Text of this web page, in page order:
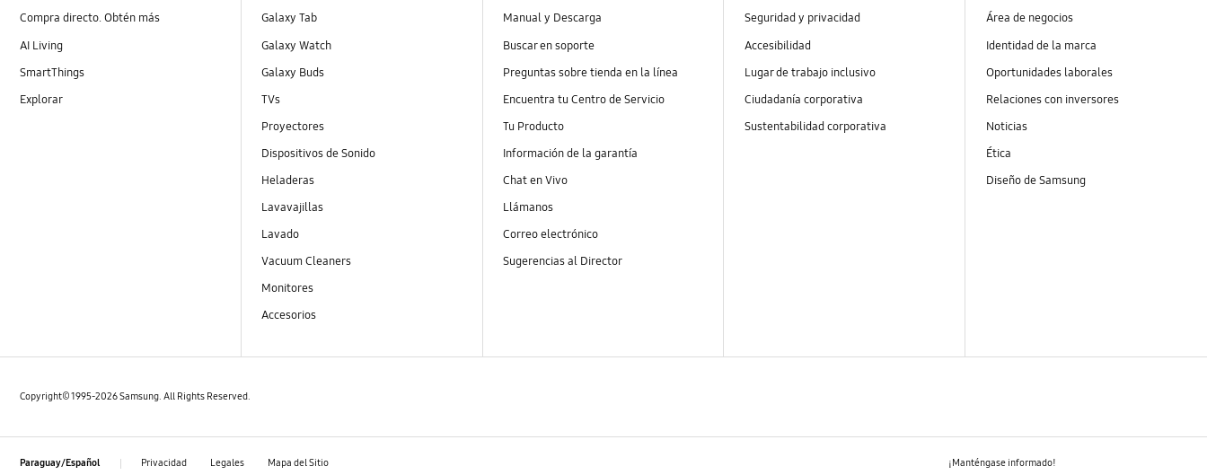
Compra directo. Obtén más
AI Living
SmartThings
Explorar
Galaxy Tab
Galaxy Watch
Galaxy Buds
TVs
Proyectores
Dispositivos de Sonido
Heladeras
Lavavajillas
Lavado
Vacuum Cleaners
Monitores
Accesorios
Manual y Descarga
Buscar en soporte
Preguntas sobre tienda en la línea
Encuentra tu Centro de Servicio
Tu Producto
Información de la garantía
Chat en Vivo
Llámanos
Correo electrónico
Sugerencias al Director
Seguridad y privacidad
Accesibilidad
Lugar de trabajo inclusivo
Ciudadanía corporativa
Sustentabilidad corporativa
Área de negocios
Identidad de la marca
Oportunidades laborales
Relaciones con inversores
Noticias
Ética
Diseño de Samsung
Copyright© 1995-2026 Samsung. All Rights Reserved.
Paraguay/Español Privacidad Legales Mapa del Sitio ¡Manténgase informado!